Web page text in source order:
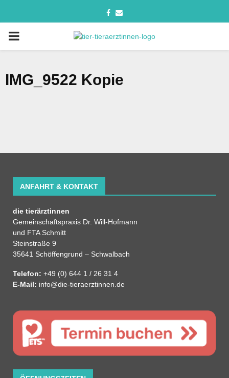
IMG_9522 Kopie
ANFAHRT & KONTAKT
die tierärztinnen
Gemeinschaftspraxis Dr. Will-Hofmann
und FTA Schmitt
Steinstraße 9
35641 Schöffengrund – Schwalbach
Telefon: +49 (0) 644 1 / 26 31 4
E-Mail: info@die-tieraerztinnen.de